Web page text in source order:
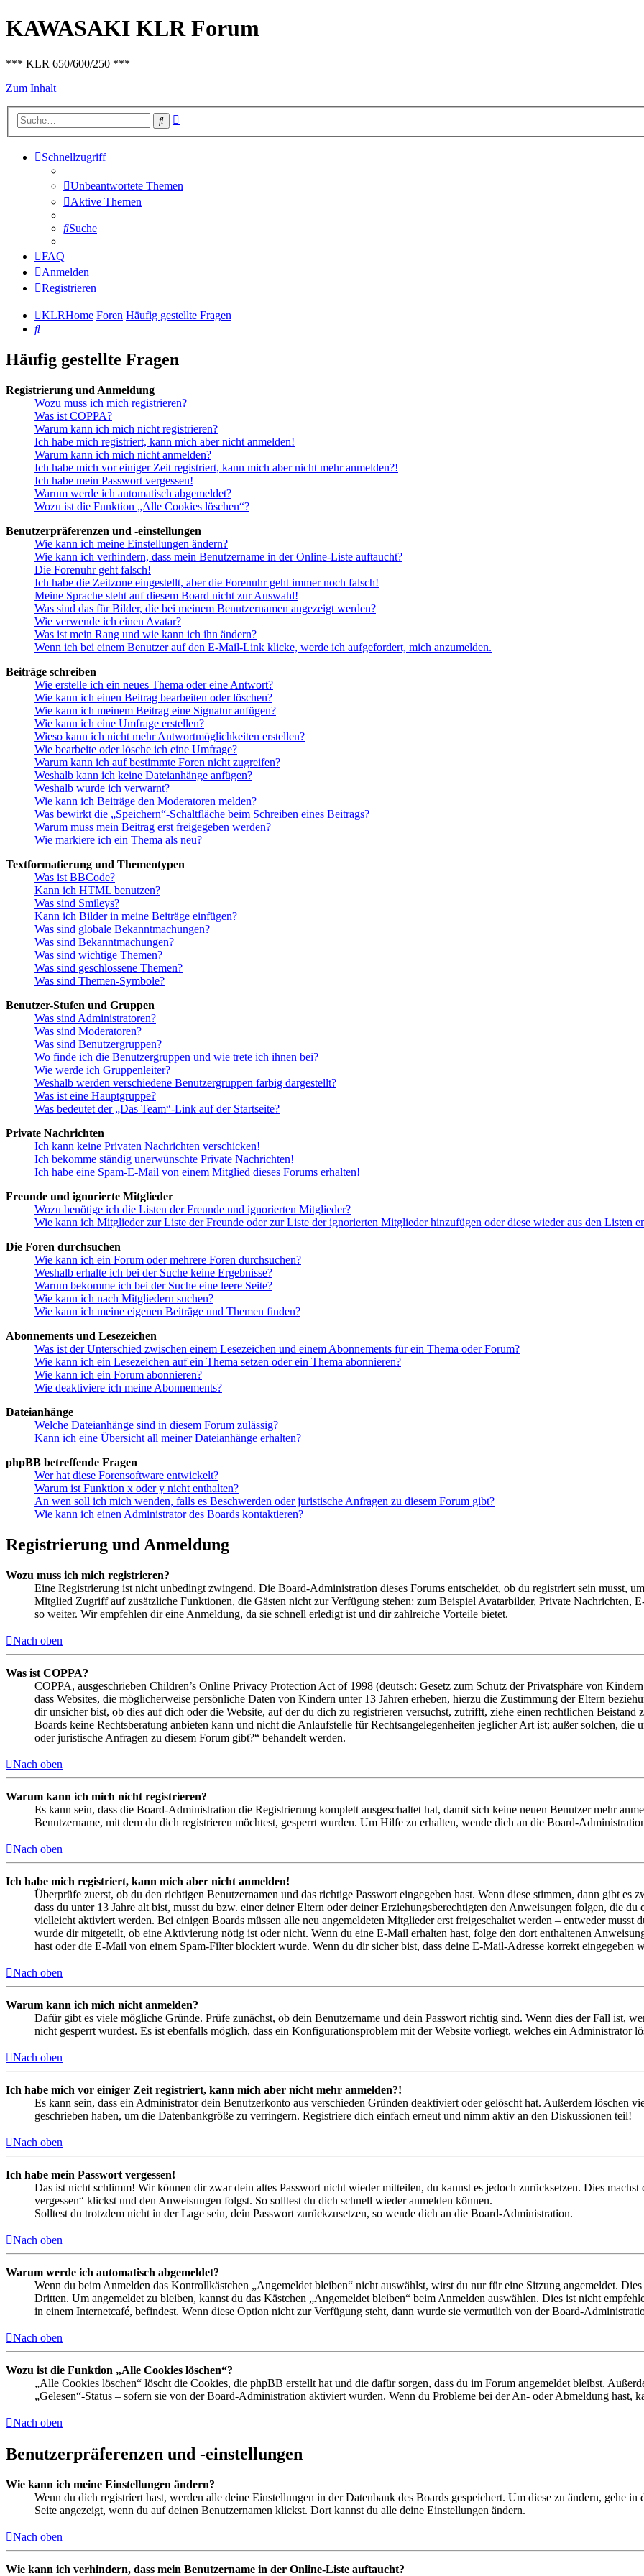
KAWASAKI KLR Forum
*** KLR 650/600/250 ***
Zum Inhalt
Suche
Schnellzugriff
Unbeantwortete Themen
Aktive Themen
Suche
FAQ
Anmelden
Registrieren
KLRHome Foren Häufig gestellte Fragen
Suche
Häufig gestellte Fragen
Registrierung und Anmeldung
Wozu muss ich mich registrieren?
Was ist COPPA?
Warum kann ich mich nicht registrieren?
Ich habe mich registriert, kann mich aber nicht anmelden!
Warum kann ich mich nicht anmelden?
Ich habe mich vor einiger Zeit registriert, kann mich aber nicht mehr anmelden?!
Ich habe mein Passwort vergessen!
Warum werde ich automatisch abgemeldet?
Wozu ist die Funktion „Alle Cookies löschen“?
Benutzerpräferenzen und -einstellungen
Wie kann ich meine Einstellungen ändern?
Wie kann ich verhindern, dass mein Benutzername in der Online-Liste auftaucht?
Die Forenuhr geht falsch!
Ich habe die Zeitzone eingestellt, aber die Forenuhr geht immer noch falsch!
Meine Sprache steht auf diesem Board nicht zur Auswahl!
Was sind das für Bilder, die bei meinem Benutzernamen angezeigt werden?
Wie verwende ich einen Avatar?
Was ist mein Rang und wie kann ich ihn ändern?
Wenn ich bei einem Benutzer auf den E-Mail-Link klicke, werde ich aufgefordert, mich anzumelden.
Beiträge schreiben
Wie erstelle ich ein neues Thema oder eine Antwort?
Wie kann ich einen Beitrag bearbeiten oder löschen?
Wie kann ich meinem Beitrag eine Signatur anfügen?
Wie kann ich eine Umfrage erstellen?
Wieso kann ich nicht mehr Antwortmöglichkeiten erstellen?
Wie bearbeite oder lösche ich eine Umfrage?
Warum kann ich auf bestimmte Foren nicht zugreifen?
Weshalb kann ich keine Dateianhänge anfügen?
Weshalb wurde ich verwarnt?
Wie kann ich Beiträge den Moderatoren melden?
Was bewirkt die „Speichern“-Schaltfläche beim Schreiben eines Beitrags?
Warum muss mein Beitrag erst freigegeben werden?
Wie markiere ich ein Thema als neu?
Textformatierung und Thementypen
Was ist BBCode?
Kann ich HTML benutzen?
Was sind Smileys?
Kann ich Bilder in meine Beiträge einfügen?
Was sind globale Bekanntmachungen?
Was sind Bekanntmachungen?
Was sind wichtige Themen?
Was sind geschlossene Themen?
Was sind Themen-Symbole?
Benutzer-Stufen und Gruppen
Was sind Administratoren?
Was sind Moderatoren?
Was sind Benutzergruppen?
Wo finde ich die Benutzergruppen und wie trete ich ihnen bei?
Wie werde ich Gruppenleiter?
Weshalb werden verschiedene Benutzergruppen farbig dargestellt?
Was ist eine Hauptgruppe?
Was bedeutet der „Das Team“-Link auf der Startseite?
Private Nachrichten
Ich kann keine Privaten Nachrichten verschicken!
Ich bekomme ständig unerwünschte Private Nachrichten!
Ich habe eine Spam-E-Mail von einem Mitglied dieses Forums erhalten!
Freunde und ignorierte Mitglieder
Wozu benötige ich die Listen der Freunde und ignorierten Mitglieder?
Wie kann ich Mitglieder zur Liste der Freunde oder zur Liste der ignorierten Mitglieder hinzufügen oder diese wieder aus den Listen
Die Foren durchsuchen
Wie kann ich ein Forum oder mehrere Foren durchsuchen?
Weshalb erhalte ich bei der Suche keine Ergebnisse?
Warum bekomme ich bei der Suche eine leere Seite?
Wie kann ich nach Mitgliedern suchen?
Wie kann ich meine eigenen Beiträge und Themen finden?
Abonnements und Lesezeichen
Was ist der Unterschied zwischen einem Lesezeichen und einem Abonnements für ein Thema oder Forum?
Wie kann ich ein Lesezeichen auf ein Thema setzen oder ein Thema abonnieren?
Wie kann ich ein Forum abonnieren?
Wie deaktiviere ich meine Abonnements?
Dateianhänge
Welche Dateianhänge sind in diesem Forum zulässig?
Kann ich eine Übersicht all meiner Dateianhänge erhalten?
phpBB betreffende Fragen
Wer hat diese Forensoftware entwickelt?
Warum ist Funktion x oder y nicht enthalten?
An wen soll ich mich wenden, falls es Beschwerden oder juristische Anfragen zu diesem Forum gibt?
Wie kann ich einen Administrator des Boards kontaktieren?
Registrierung und Anmeldung
Wozu muss ich mich registrieren?
Eine Registrierung ist nicht unbedingt zwingend. Die Board-Administration dieses Forums entscheidet, ob du registriert sein musst,
Mitglied Zugriff auf zusätzliche Funktionen, die Gästen nicht zur Verfügung stehen: zum Beispiel Avatarbilder, Private Nachrichten,
so weiter. Wir empfehlen dir eine Anmeldung, da sie schnell erledigt ist und dir zahlreiche Vorteile bietet.
Nach oben
Was ist COPPA?
COPPA, ausgeschrieben Children’s Online Privacy Protection Act of 1998 (deutsch: Gesetz zum Schutz der Privatsphäre von
dass Websites, die möglicherweise persönliche Daten von Kindern unter 13 Jahren erheben, hierzu die Zustimmung der Eltern
dir unsicher bist, ob dies auf dich oder die Website, auf der du dich zu registrieren versuchst, zutrifft, ziehe einen rechtlichen
Boards keine Rechtsberatung anbieten kann und nicht die Anlaufstelle für Rechtsangelegenheiten jeglicher Art ist; außer solchen,
oder juristische Anfragen zu diesem Forum gibt?“ behandelt werden.
Nach oben
Warum kann ich mich nicht registrieren?
Es kann sein, dass die Board-Administration die Registrierung komplett ausgeschaltet hat, damit sich keine neuen Benutzer mehr
Benutzername, mit dem du dich registrieren möchtest, gesperrt wurden. Um Hilfe zu erhalten, wende dich an die Board-
Nach oben
Ich habe mich registriert, kann mich aber nicht anmelden!
Überprüfe zuerst, ob du den richtigen Benutzernamen und das richtige Passwort eingegeben hast. Wenn diese stimmen, dann gibt es
dass du unter 13 Jahre alt bist, musst du bzw. einer deiner Eltern oder deiner Erziehungsberechtigten den Anweisungen folgen, die
vielleicht aktiviert werden. Bei einigen Boards müssen alle neu angemeldeten Mitglieder erst freigeschaltet werden – entweder musst
wurde dir mitgeteilt, ob eine Aktivierung nötig ist oder nicht. Wenn du eine E-Mail erhalten hast, folge den dort enthaltenen
hast oder die E-Mail von einem Spam-Filter blockiert wurde. Wenn du dir sicher bist, dass deine E-Mail-Adresse korrekt eingegeben
Nach oben
Warum kann ich mich nicht anmelden?
Dafür gibt es viele mögliche Gründe. Prüfe zunächst, ob dein Benutzername und dein Passwort richtig sind. Wenn dies der Fall ist,
nicht gesperrt wurdest. Es ist ebenfalls möglich, dass ein Konfigurationsproblem mit der Website vorliegt, welches ein Administrator
Nach oben
Ich habe mich vor einiger Zeit registriert, kann mich aber nicht mehr anmelden?!
Es kann sein, dass ein Administrator dein Benutzerkonto aus verschieden Gründen deaktiviert oder gelöscht hat. Außerdem löschen
geschrieben haben, um die Datenbankgröße zu verringern. Registriere dich einfach erneut und nimm aktiv an den Diskussionen teil!
Nach oben
Ich habe mein Passwort vergessen!
Das ist nicht schlimm! Wir können dir zwar dein altes Passwort nicht wieder mitteilen, du kannst es jedoch zurücksetzen. Dies
vergessen“ klickst und den Anweisungen folgst. So solltest du dich schnell wieder anmelden können.
Solltest du trotzdem nicht in der Lage sein, dein Passwort zurückzusetzen, so wende dich an die Board-Administration.
Nach oben
Warum werde ich automatisch abgemeldet?
Wenn du beim Anmelden das Kontrollkästchen „Angemeldet bleiben“ nicht auswählst, wirst du nur für eine Sitzung angemeldet.
Dritten. Um angemeldet zu bleiben, kannst du das Kästchen „Angemeldet bleiben“ beim Anmelden auswählen. Dies ist nicht
in einem Internetcafé, befindest. Wenn diese Option nicht zur Verfügung steht, dann wurde sie vermutlich von der Board-
Nach oben
Wozu ist die Funktion „Alle Cookies löschen“?
„Alle Cookies löschen“ löscht die Cookies, die phpBB erstellt hat und die dafür sorgen, dass du im Forum angemeldet bleibst.
„Gelesen“-Status – sofern sie von der Board-Administration aktiviert wurden. Wenn du Probleme bei der An- oder Abmeldung hast,
Nach oben
Benutzerpräferenzen und -einstellungen
Wie kann ich meine Einstellungen ändern?
Wenn du dich registriert hast, werden alle deine Einstellungen in der Datenbank des Boards gespeichert. Um diese zu ändern, gehe
Seite angezeigt, wenn du auf deinen Benutzernamen klickst. Dort kannst du alle deine Einstellungen ändern.
Nach oben
Wie kann ich verhindern, dass mein Benutzername in der Online-Liste auftaucht?